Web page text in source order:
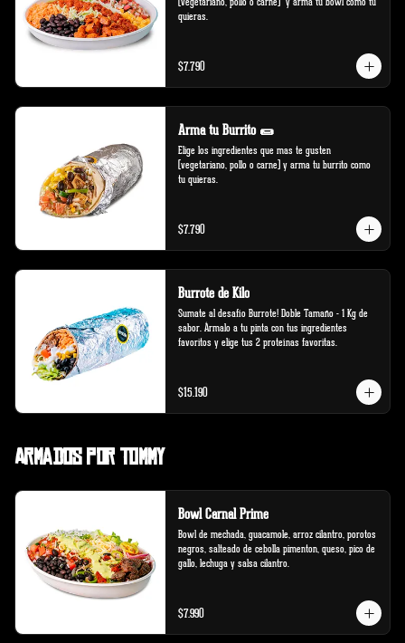
quieras.
$7.790
Arma tu Burrito 🌯
Elige los ingredientes que mas te gusten
(vegetariano, pollo o carne) y arma tu burrito como
tu quieras.
$7.790
Burrote de Kilo
Sumate al desafío Burrote! Doble Tamaño - 1 Kg de
sabor. Ármalo a tu pinta con tus ingredientes
favoritos y elige tus 2 proteínas favoritas.
$15.190
Armados por Tommy
Bowl Carnal Prime
Bowl de mechada, guacamole, arroz cilantro, porotos
negros, salteado de cebolla pimenton, queso, pico de
gallo, lechuga y salsa cilantro.
$7.990